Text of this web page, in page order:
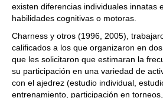
existen diferencias individuales innatas
habilidades cognitivas o motoras.
Charness y otros (1996, 2005),
calificados a los que organizaron en
que les solicitaron que estimaran la
su participación en una variedad de
con el ajedrez (estudio individual,
entrenamiento, participación en torneos,